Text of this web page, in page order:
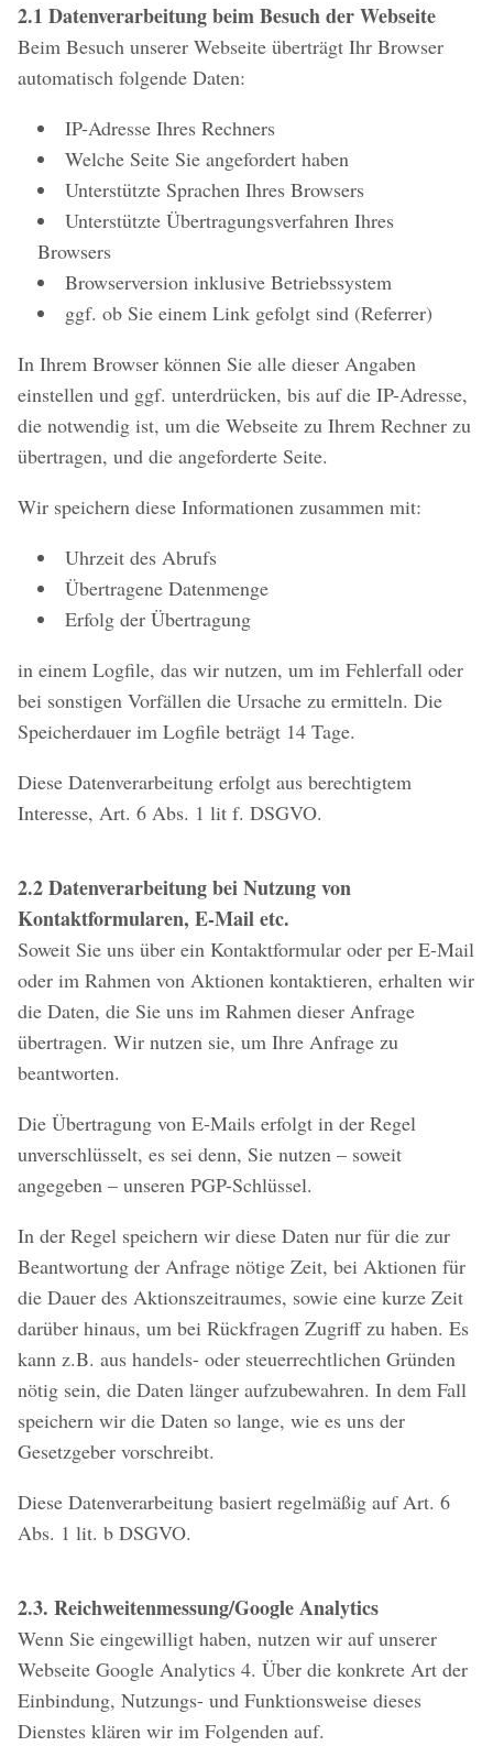
2.1 Datenverarbeitung beim Besuch der Webseite
Beim Besuch unserer Webseite überträgt Ihr Browser
automatisch folgende Daten:
IP-Adresse Ihres Rechners
Welche Seite Sie angefordert haben
Unterstützte Sprachen Ihres Browsers
Unterstützte Übertragungsverfahren Ihres
Browsers
Browserversion inklusive Betriebssystem
ggf. ob Sie einem Link gefolgt sind (Referrer)
In Ihrem Browser können Sie alle dieser Angaben
einstellen und ggf. unterdrücken, bis auf die IP-Adresse,
die notwendig ist, um die Webseite zu Ihrem Rechner zu
übertragen, und die angeforderte Seite.
Wir speichern diese Informationen zusammen mit:
Uhrzeit des Abrufs
Übertragene Datenmenge
Erfolg der Übertragung
in einem Logfile, das wir nutzen, um im Fehlerfall oder
bei sonstigen Vorfällen die Ursache zu ermitteln. Die
Speicherdauer im Logfile beträgt 14 Tage.
Diese Datenverarbeitung erfolgt aus berechtigtem
Interesse, Art. 6 Abs. 1 lit f. DSGVO.
2.2 Datenverarbeitung bei Nutzung von
Kontaktformularen, E-Mail etc.
Soweit Sie uns über ein Kontaktformular oder per E-Mail
oder im Rahmen von Aktionen kontaktieren, erhalten wir
die Daten, die Sie uns im Rahmen dieser Anfrage
übertragen. Wir nutzen sie, um Ihre Anfrage zu
beantworten.
Die Übertragung von E-Mails erfolgt in der Regel
unverschlüsselt, es sei denn, Sie nutzen – soweit
angegeben – unseren PGP-Schlüssel.
In der Regel speichern wir diese Daten nur für die zur
Beantwortung der Anfrage nötige Zeit, bei Aktionen für
die Dauer des Aktionszeitraumes, sowie eine kurze Zeit
darüber hinaus, um bei Rückfragen Zugriff zu haben. Es
kann z.B. aus handels- oder steuerrechtlichen Gründen
nötig sein, die Daten länger aufzubewahren. In dem Fall
speichern wir die Daten so lange, wie es uns der
Gesetzgeber vorschreibt.
Diese Datenverarbeitung basiert regelmäßig auf Art. 6
Abs. 1 lit. b DSGVO.
2.3. Reichweitenmessung/Google Analytics
Wenn Sie eingewilligt haben, nutzen wir auf unserer
Webseite Google Analytics 4. Über die konkrete Art der
Einbindung, Nutzungs- und Funktionsweise dieses
Dienstes klären wir im Folgenden auf.